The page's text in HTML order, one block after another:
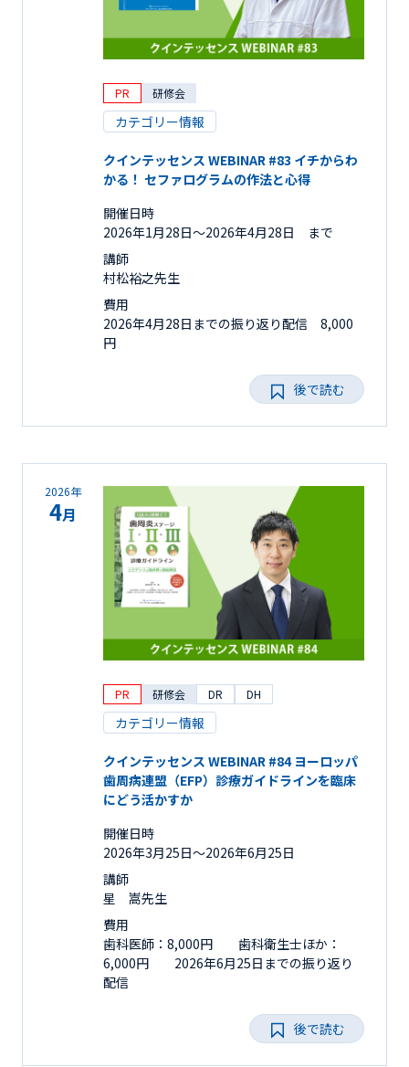
PR 研修会
カテゴリー情報
クインテッセンス WEBINAR #83 イチからわ
かる！ セファログラムの作法と心得
開催日時
2026年1月28日〜2026年4月28日 まで
講師
村松裕之先生
費用
2026年4月28日までの振り返り配信 8,000
円
後で読む
2026年
4月
PR 研修会 DR DH
カテゴリー情報
クインテッセンス WEBINAR #84 ヨーロッパ
歯周病連盟（EFP）診療ガイドラインを臨床
にどう活かすか
開催日時
2026年3月25日〜2026年6月25日
講師
星 嵩先生
費用
歯科医師：8,000円 歯科衛生士ほか：
6,000円 2026年6月25日までの振り返り
配信
後で読む